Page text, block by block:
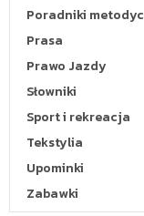
Poradniki
Prasa
Prawo Jazdy
Słowniki
Sport i rekreacja
Tekstylia
Upominki
Zabawki